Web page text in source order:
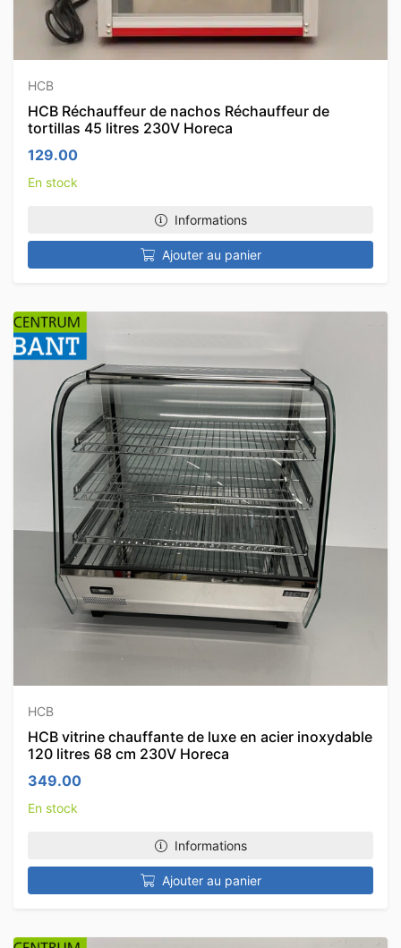
HCB
HCB Réchauffeur de nachos Réchauffeur de
tortillas 45 litres 230V Horeca
129.00
En stock
Informations
Ajouter au panier
HCB
HCB vitrine chauffante de luxe en acier inoxydable
120 litres 68 cm 230V Horeca
349.00
En stock
Informations
Ajouter au panier